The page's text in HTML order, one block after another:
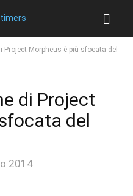
Project Morpheus è più sfocata del
di Project
del
2014